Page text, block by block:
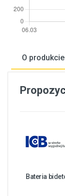
O produkcie
Bateria